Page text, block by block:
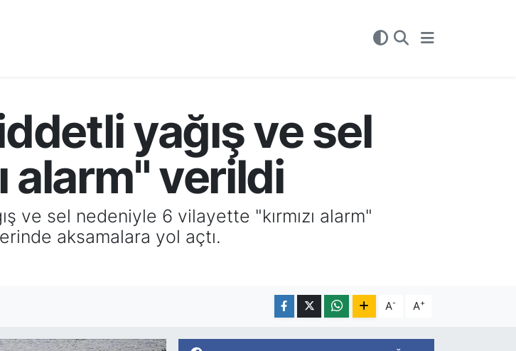
yağış ve sel
alarm" verildi
ve sel nedeniyle 6 vilayette "kırmızı alarm"
aksamalara yol açtı.
A- A+